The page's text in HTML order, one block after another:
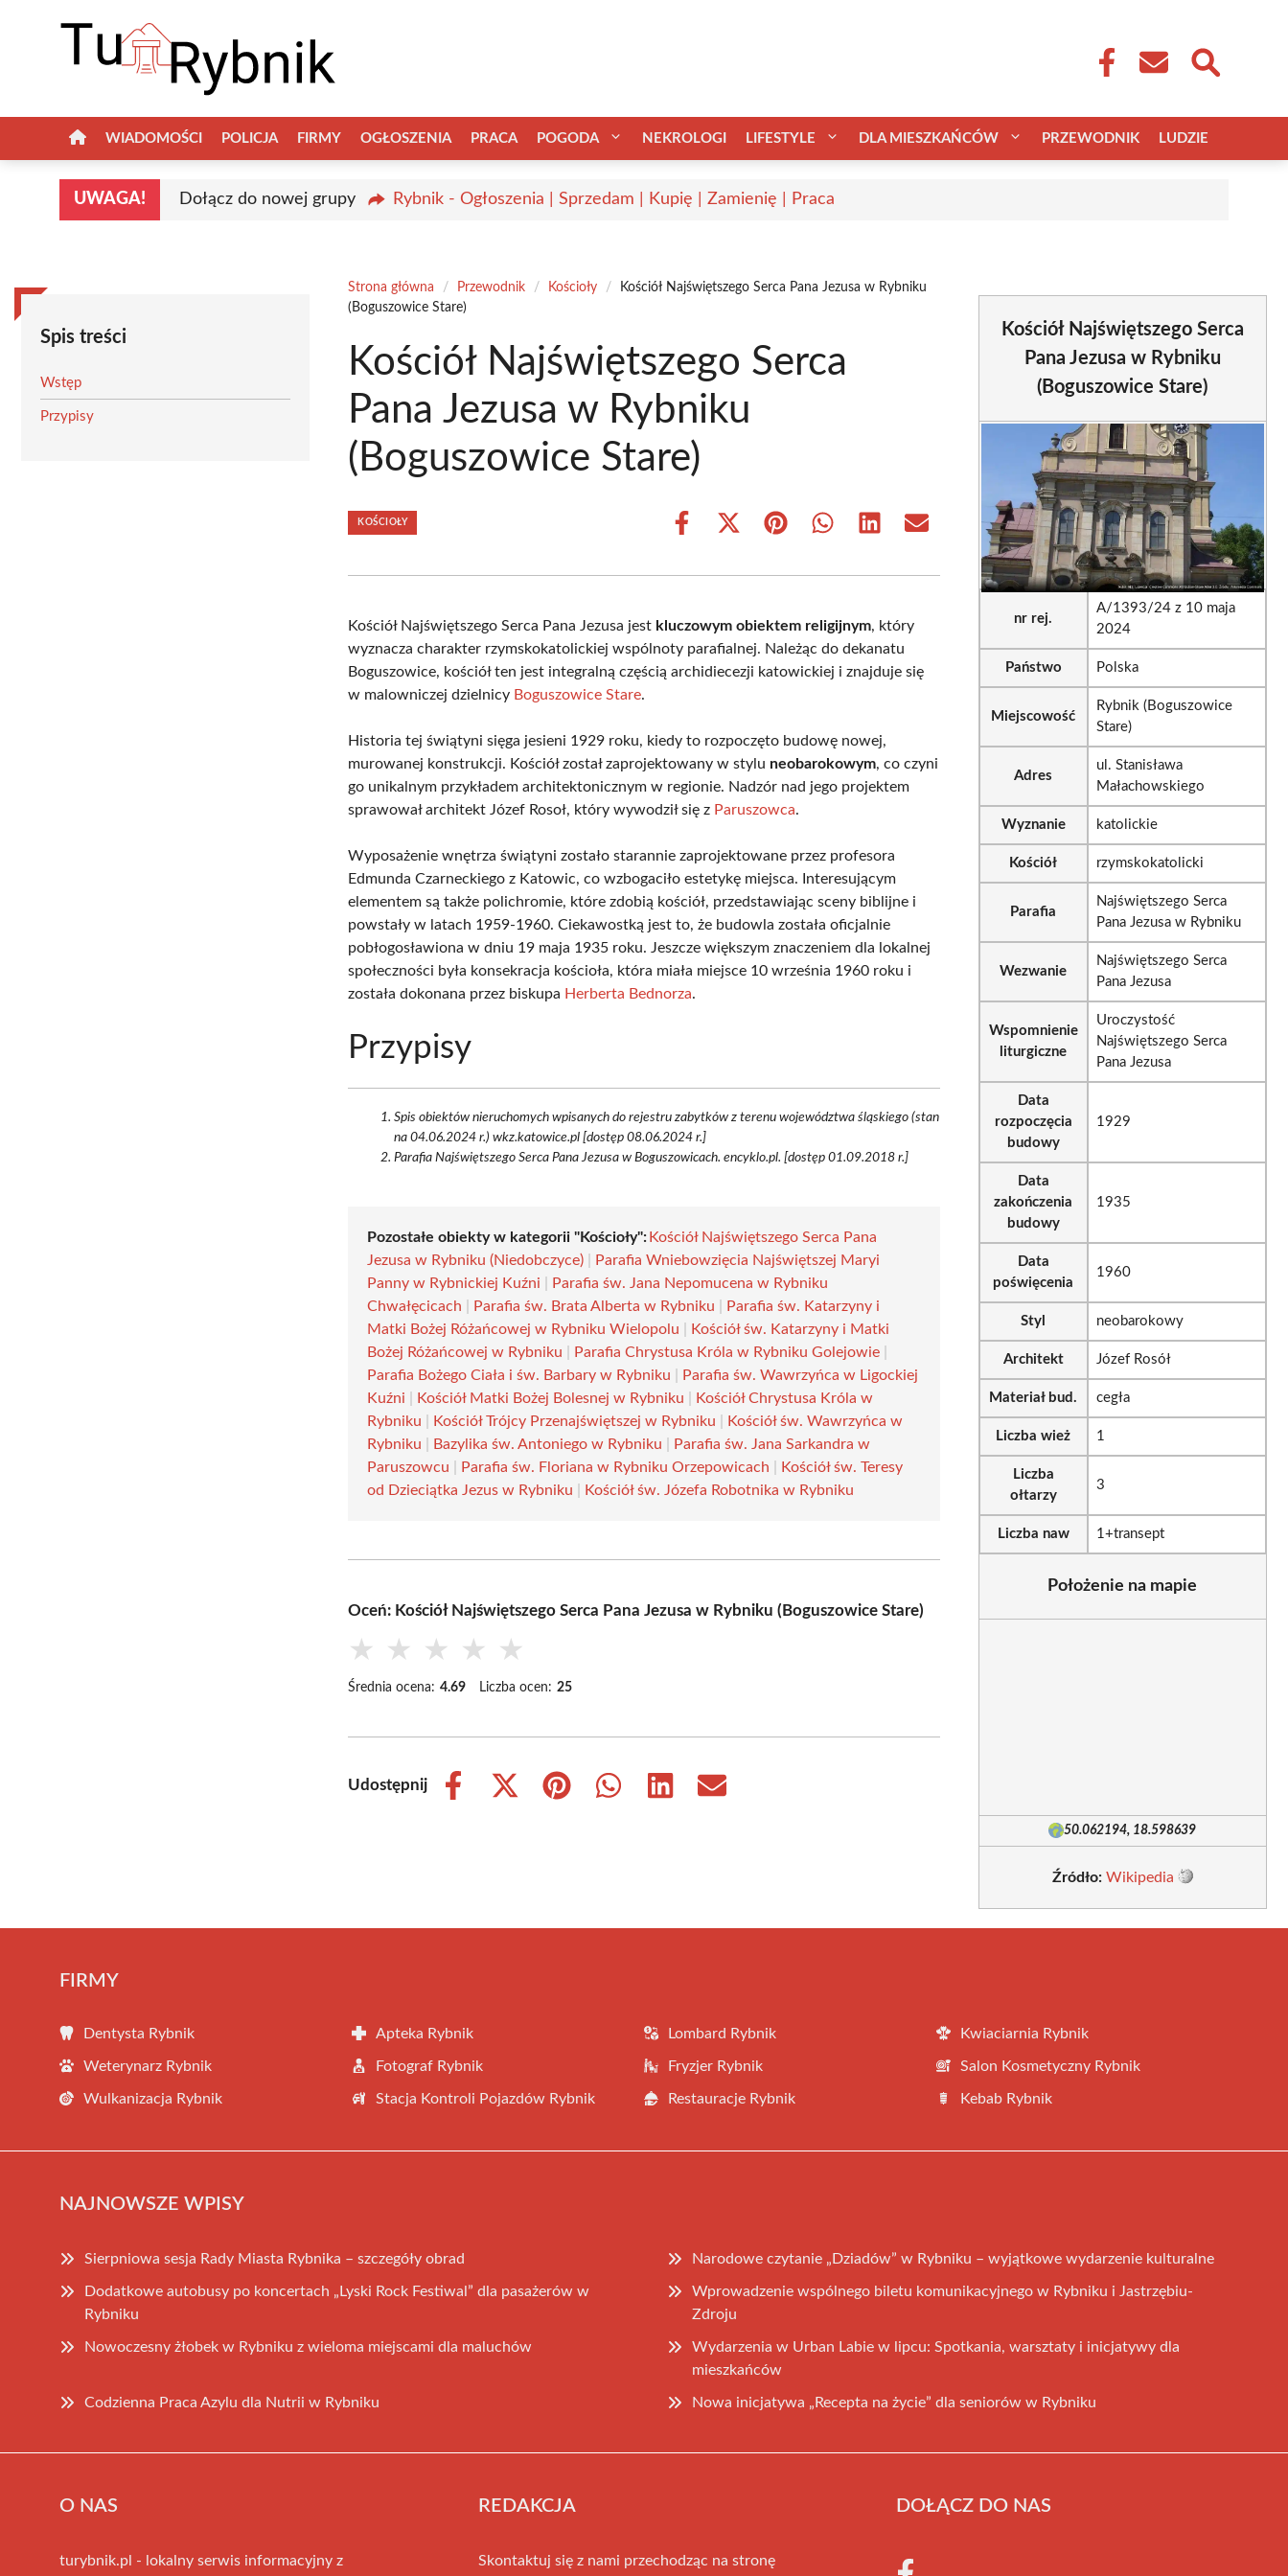
WIADOMOŚCI POLICJA FIRMY OGŁOSZENIA PRACA POGODA NEKROLOGI LIFESTYLE DLA MIESZKAŃCÓW PRZEWODNIK LUDZIE
UWAGA! Dołącz do nowej grupy Rybnik - Ogłoszenia | Sprzedam | Kupię | Zamienię | Praca
Spis treści
Wstęp
Przypisy
Strona główna / Przewodnik / Kościoły /
Kościół Najświętszego Serca Pana Jezusa w Rybniku
(Boguszowice Stare)
Kościół Najświętszego Serca
Pana Jezusa w Rybniku
(Boguszowice Stare)
KOŚCIOŁY
Share
Share
(Twitter)
Share Share Share Share
Kościół Najświętszego Serca Pana Jezusa jest kluczowym obiektem religijnym, który
wyznacza charakter rzymskokatolickiej wspólnoty parafialnej. Należąc do dekanatu
Boguszowice, kościół ten jest integralną częścią archidiecezji katowickiej i znajduje się
w malowniczej dzielnicy Boguszowice Stare.
Historia tej świątyni sięga jesieni 1929 roku, kiedy to rozpoczęto budowę nowej,
murowanej konstrukcji. Kościół został zaprojektowany w stylu neobarokowym, co czyni
go unikalnym przykładem architektonicznym w regionie. Nadzór nad jego projektem
sprawował architekt Józef Rosoł, który wywodził się z Paruszowca.
Wyposażenie wnętrza świątyni zostało starannie zaprojektowane przez profesora
Edmunda Czarneckiego z Katowic, co wzbogaciło estetykę miejsca. Interesującym
elementem są także polichromie, które zdobią kościół, przedstawiając sceny biblijne i
powstały w latach 1959-1960. Ciekawostką jest to, że budowla została oficjalnie
pobłogosławiona w dniu 19 maja 1935 roku. Jeszcze większym znaczeniem dla lokalnej
społeczności była konsekracja kościoła, która miała miejsce 10 września 1960 roku i
została dokonana przez biskupa Herberta Bednorza.
Przypisy
Spis obiektów nieruchomych wpisanych do rejestru zabytków z terenu województwa śląskiego (stan
na 04.06.2024 r.) wkz.katowice.pl [dostęp 08.06.2024 r.]
Parafia Najświętszego Serca Pana Jezusa w Boguszowicach. encyklo.pl. [dostęp 01.09.2018 r.]
Pozostałe obiekty w kategorii "Kościoły":Kościół Najświętszego Serca Pana
Jezusa w Rybniku (Niedobczyce)
Parafia Wniebowzięcia Najświętszej Maryi
Panny w Rybnickiej Kuźni
Parafia św. Jana Nepomucena w Rybniku
Chwałęcicach
Parafia św. Brata Alberta w Rybniku
Parafia św. Katarzyny i
Matki Bożej Różańcowej w Rybniku Wielopolu
Kościół św. Katarzyny i Matki
Bożej Różańcowej w Rybniku
Parafia Chrystusa Króla w Rybniku Golejowie
Parafia Bożego Ciała i św. Barbary w Rybniku
Parafia św. Wawrzyńca w Ligockiej
Kuźni
Kościół Matki Bożej Bolesnej w Rybniku
Kościół Chrystusa Króla w
Rybniku
Kościół Trójcy Przenajświętszej w Rybniku
Kościół św. Wawrzyńca w
Rybniku
Bazylika św. Antoniego w Rybniku
Parafia św. Jana Sarkandra w
Paruszowcu
Parafia św. Floriana w Rybniku Orzepowicach
Kościół św. Teresy
od Dzieciątka Jezus w Rybniku
Kościół św. Józefa Robotnika w Rybniku
Oceń: Kościół Najświętszego Serca Pana Jezusa w Rybniku (Boguszowice Stare)
★ ★ ★ ★ ★
Średnia ocena: 4.69 Liczba ocen: 25
Udostępnij
Share
Share
Share
Share
Share
Share
Kościół Najświętszego Serca
Pana Jezusa w Rybniku
(Boguszowice Stare)
nr rej.
A/1393/24 z 10 maja
2024
Państwo Polska
Miejscowość
Rybnik (Boguszowice
Stare)
Adres
ul. Stanisława
Małachowskiego
Wyznanie katolickie
Kościół rzymskokatolicki
Parafia
Najświętszego Serca
Pana Jezusa w Rybniku
Wezwanie
Najświętszego Serca
Pana Jezusa
Wspomnienie
liturgiczne
Uroczystość
Najświętszego Serca
Pana Jezusa
Data
rozpoczęcia
budowy
1929
Data
zakończenia
budowy
1935
Data
poświęcenia
1960
Styl neobarokowy
Architekt Józef Rosół
Materiał bud. cegła
Liczba wież 1
Liczba
ołtarzy
3
Liczba naw 1+transept
Położenie na mapie
50.062194, 18.598639
Źródło: Wikipedia
FIRMY
Dentysta Rybnik Apteka Rybnik Lombard Rybnik Kwiaciarnia Rybnik
Weterynarz Rybnik Fotograf Rybnik Fryzjer Rybnik Salon Kosmetyczny Rybnik
Wulkanizacja Rybnik Stacja Kontroli Pojazdów Rybnik Restauracje Rybnik Kebab Rybnik
NAJNOWSZE WPISY
Sierpniowa sesja Rady Miasta Rybnika – szczegóły obrad Narodowe czytanie „Dziadów” w Rybniku – wyjątkowe wydarzenie kulturalne
Dodatkowe autobusy po koncertach „Lyski Rock Festiwal” dla pasażerów w
Rybniku
Wprowadzenie wspólnego biletu komunikacyjnego w Rybniku i Jastrzębiu-
Zdroju
Nowoczesny żłobek w Rybniku z wieloma miejscami dla maluchów
Wydarzenia w Urban Labie w lipcu: Spotkania, warsztaty i inicjatywy dla
mieszkańców
Codzienna Praca Azylu dla Nutrii w Rybniku Nowa inicjatywa „Recepta na życie” dla seniorów w Rybniku
O NAS
turybnik.pl - lokalny serwis informacyjny z
REDAKCJA
Skontaktuj się z nami przechodząc na stronę
DOŁĄCZ DO NAS